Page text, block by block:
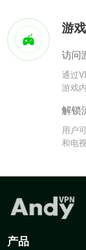
游
访问
通过
游戏
解锁
用户
和电
产品